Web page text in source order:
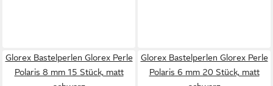
Glorex Bastelperlen Glorex Perle
Polaris 8 mm 15 Stück, matt
Glorex Bastelperlen Glorex Perle
Polaris 6 mm 20 Stück, matt